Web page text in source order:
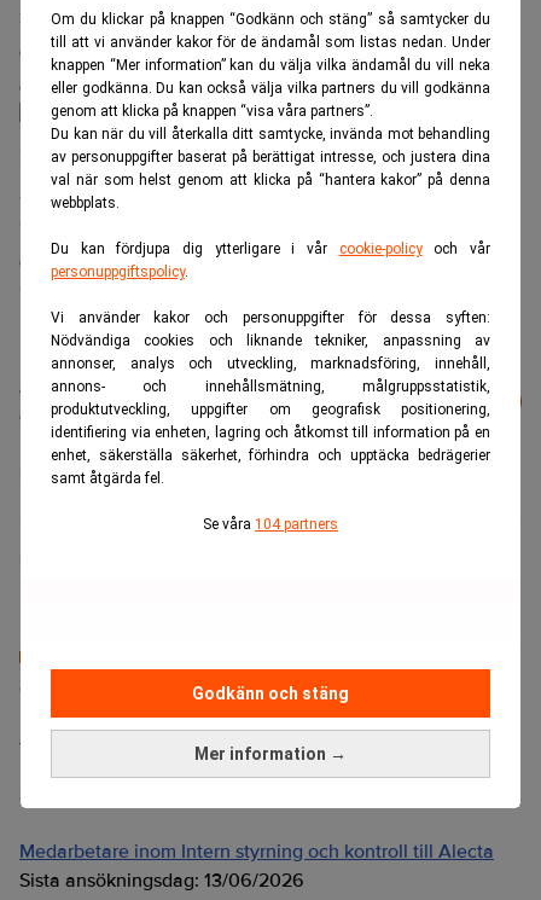
Om du klickar på knappen “Godkänn och stäng” så samtycker du
till att vi använder kakor för de ändamål som listas nedan. Under
knappen “Mer information” kan du välja vilka ändamål du vill neka
eller godkänna. Du kan också välja vilka partners du vill godkänna
genom att klicka på knappen “visa våra partners”.
Du kan när du vill återkalla ditt samtycke, invända mot behandling
av personuppgifter baserat på berättigat intresse, och justera dina
val när som helst genom att klicka på “hantera kakor” på denna
webbplats.
Du kan fördjupa dig ytterligare i vår cookie-policyoch vår
personuppgiftspolicy.
Vi använder kakor och personuppgifter för dessa syften:
Nödvändiga cookies och liknande tekniker, anpassning av
annonser, analys och utveckling, marknadsföring, innehåll,
annons- och innehållsmätning, målgruppsstatistik,
produktutveckling, uppgifter om geografisk positionering,
identifiering via enheten, lagring och åtkomst till information på en
enhet, säkerställa säkerhet, förhindra och upptäcka bedrägerier
samt åtgärda fel.
Se våra 104 partners
Mer information →
Godkänn och stäng
miljarder kronor under perioden medan LKAB:s resultat
ökade med 252 procent. Även Telia Companys resultat
ökade med 10,0 miljarder kronor.
Källa: Regeringskansliet
Avkastningen på eget kapital ökade även den kraftigt och
uppgick till 17,9 (8,2) procent. Bruttoinvesteringarna
ökade med 5,7 procent till 21,7 (20,5) miljarder kronor.
Värdet på statens börsnoterade aktieinnehav ökade med
12,0 procent till 64,6 miljarder kronor.
Läs mer från Realtid - vårt nyhetsbrev
är kostnadsfritt:
Prenumerera
LKAB Vattenfall
Senaste lediga jobben
Bolagsjurist till Eltel AB
Bromma, Stockholm
Sista ansökningsdag:
Medarbetare inom Intern styrning och kontroll till Alecta
Sista ansökningsdag: 13/06/2026